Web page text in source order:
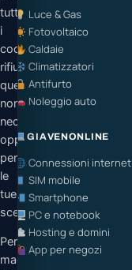
Luce & Gas
Fotovoltaico
Caldaie
Climatizzatori
Antifurto
Noleggio auto
GIAVENONLINE
Connessioni internet
SIM mobile
Smartphone
PC e notebook
Hosting e domini
App per negozi
tutti
i
cookie,
rifiutare
quelli
non
necessari
oppure
personalizzare
le
tue
scelte.
Per
maggiori